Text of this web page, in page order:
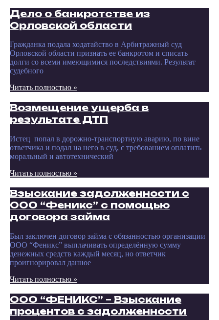
Дело о банкротстве из
Орловской области
Гражданка подала ходатайство в Арбитражный суд
Орловской области признать ее банкротом и списать
долги со всеми имеющимися последствиями. Результат
судебного
Читать полностью »
Возмещение ущерба в
результате ДТП
Истец попал в дорожно-транспортную аварию, по вине
ответчика и подал на него в суд, с требованием оплатить
моральный и автотехнический
Читать полностью »
Взыскание задолженности с
ООО “Феникс” с помощью
договора займа
Был заключен договор займа с обязанностью организации
ООО “Феникс” выплачивать определённую сумму
денежных средств каждый месяц, но ответчик
проигнорировал данное
Читать полностью »
ООО “ФЕНИКС” – Взыскание
процентов с задолженности